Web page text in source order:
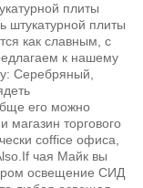
плиты
плиты
как славным, с
к нашему
Серебряный,
его можно
магазин торгового
coffice офиса,
чая Майк вы
освещение СИД